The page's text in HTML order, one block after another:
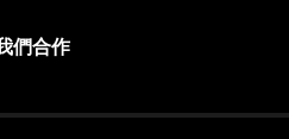
們合作